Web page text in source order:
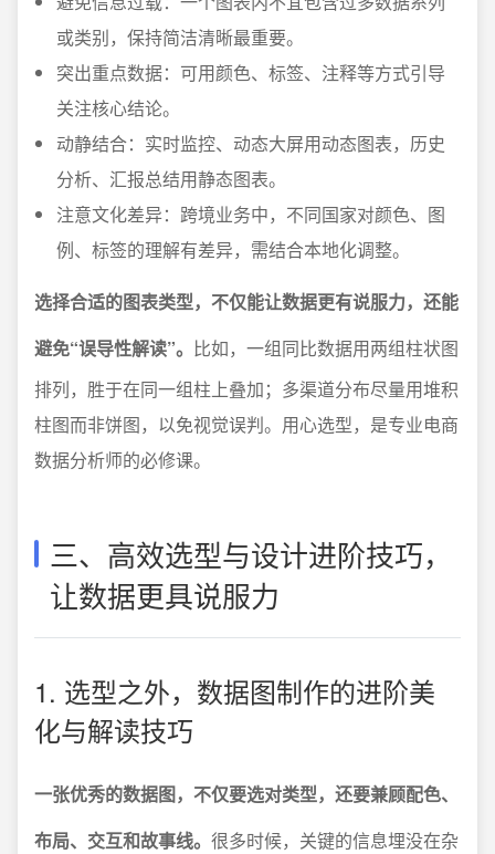
或类别，保持简洁清晰最重要。
突出重点数据：可用颜色、标签、注释等方式引导
关注核心结论。
动静结合：实时监控、动态大屏用动态图表，历史
分析、汇报总结用静态图表。
注意文化差异：跨境业务中，不同国家对颜色、图
例、标签的理解有差异，需结合本地化调整。
选择合适的图表类型，不仅能让数据更有说服力，还能
避免“误导性解读”。 比如，一组同比数据用两组柱状图
排列，胜于在同一组柱上叠加；多渠道分布尽量用堆积
柱图而非饼图，以免视觉误判。用心选型，是专业电商
数据分析师的必修课。
三、高效选型与设计进阶技巧，
让数据更具说服力
1. 选型之外，数据图制作的进阶美
化与解读技巧
一张优秀的数据图，不仅要选对类型，还要兼顾配色、
布局、交互和故事线。 很多时候，关键的信息埋没在杂